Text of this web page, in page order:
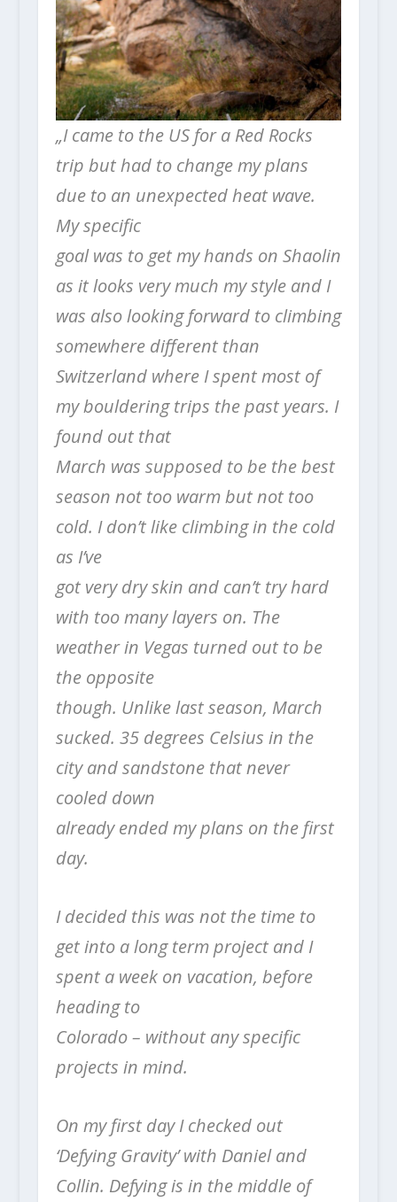
„I came to the US for a Red Rocks
trip but had to change my plans
due to an unexpected heat wave.
My specific
goal was to get my hands on Shaolin
as it looks very much my style and I
was also looking forward to climbing
somewhere different than
Switzerland where I spent most of
my bouldering trips the past years. I
found out that
March was supposed to be the best
season not too warm but not too
cold. I don’t like climbing in the cold
as I’ve
got very dry skin and can’t try hard
with too many layers on. The
weather in Vegas turned out to be
the opposite
though. Unlike last season, March
sucked. 35 degrees Celsius in the
city and sandstone that never
cooled down
already ended my plans on the first
day.
I decided this was not the time to
get into a long term project and I
spent a week on vacation, before
heading to
Colorado – without any specific
projects in mind.
On my first day I checked out
‘Defying Gravity’ with Daniel and
Collin. Defying is in the middle of